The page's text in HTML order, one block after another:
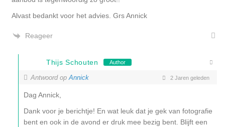
Alvast bedankt voor het advies. Grs Annick
Reageer
Thijs Schouten Author
Antwoord op Annick 2 Jaren geleden
Dag Annick,
Dank voor je berichtje! En wat leuk dat je gek van fotografie
bent en ook in de avond er druk mee bezig bent. Blijft een